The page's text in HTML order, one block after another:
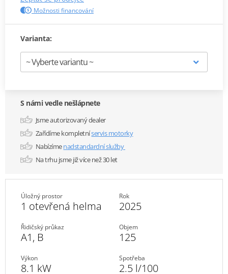
Možnosti financování
Varianta:
S námi vedle nešlápnete
Jsme autorizovaný dealer
Zařídíme kompletníservis motorky
Nabízímenadstandardní služby
Na trhu jsme již více než 30 let
Úložný prostor
1 otevřená helma
Rok
2025
Řidičský průkaz
A1, B
Objem
125
Výkon
8.1 kW
Spotřeba
2.5 l/100